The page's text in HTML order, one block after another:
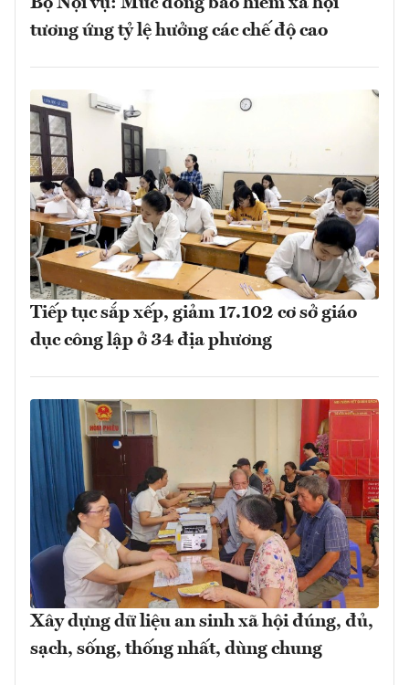
Bộ Nội vụ: Mức đóng bảo hiểm xã hội
tương ứng tỷ lệ hưởng các chế độ cao
Tiếp tục sắp xếp, giảm 17.102 cơ sở giáo
dục công lập ở 34 địa phương
Xây dựng dữ liệu an sinh xã hội đúng, đủ,
sạch, sống, thống nhất, dùng chung